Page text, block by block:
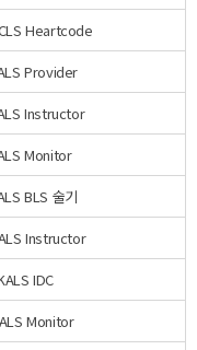
Heartcode
Provider
Instructor
Monitor
BLS 술기
Instructor
IDC
Monitor